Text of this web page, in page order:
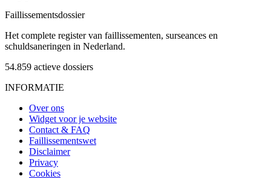
Faillissementsdossier
Het complete register van faillissementen, surseances en
schuldsaneringen in Nederland.
54.859 actieve dossiers
INFORMATIE
Over ons
Widget voor je website
Contact & FAQ
Faillissementswet
Disclaimer
Privacy
Cookies